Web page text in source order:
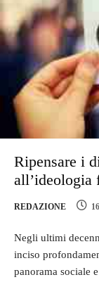
Ripensare i
all’ideologia
REDAZIONE
Negli ultimi
inciso
panorama sociale